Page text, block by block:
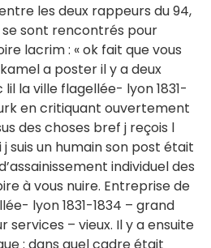
les deux rappeurs du 94,
sont rencontrés pour
lacrim : « ok fait que vous
a poster il y a deux
la ville flagellée- lyon 1831-
en critiquant ouvertement
des choses bref j reçois l
suis un humain son post était
individuel des
à vous nuire. Entreprise de
lyon 1831-1834 – grand
– vieux. Il y a ensuite
: dans quel cadre était